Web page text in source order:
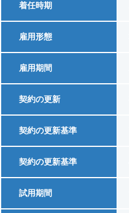
着任時期
雇用形態
雇用期間
契約の更新
契約の更新基準
契約の更新基準
試用期間